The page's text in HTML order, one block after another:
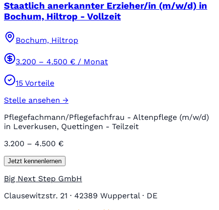
Staatlich anerkannter Erzieher/in (m/w/d) in
Bochum, Hiltrop - Vollzeit
Bochum, Hiltrop
3.200 – 4.500 € / Monat
15 Vorteile
Stelle ansehen →
Pflegefachmann/Pflegefachfrau - Altenpflege (m/w/d)
in Leverkusen, Quettingen - Teilzeit
3.200 – 4.500 €
Jetzt kennenlernen
Big Next Step GmbH
Clausewitzstr. 21 · 42389 Wuppertal · DE